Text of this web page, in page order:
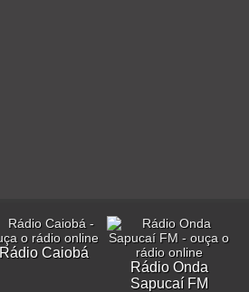
Rádio Caiobá
Rádio Onda
Sapucaí FM